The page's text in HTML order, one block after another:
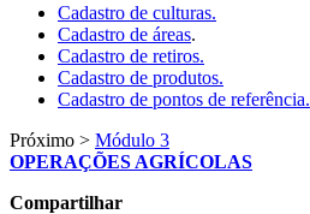
Cadastro de culturas.
Cadastro de áreas.
Cadastro de retiros.
Cadastro de produtos.
Cadastro de pontos de referência.
Próximo > Módulo 3
OPERAÇÕES AGRÍCOLAS
Compartilhar